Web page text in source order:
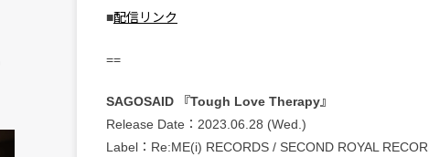
■配信リンク
==
SAGOSAID 『Tough Love Therapy』
Release Date：2023.06.28 (Wed.)
Label：Re:ME(i) RECORDS / SECOND ROYAL